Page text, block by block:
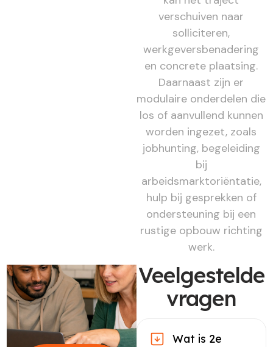
verschuiven naar
solliciteren,
werkgeversbenadering
en concrete plaatsing.
Daarnaast zijn er
modulaire onderdelen die
los of aanvullend kunnen
worden ingezet, zoals
jobhunting, begeleiding
bij
arbeidsmarktoriëntatie,
hulp bij gesprekken of
ondersteuning bij een
rustige opbouw richting
werk.
Veelgestelde
vragen
Wat is 2e